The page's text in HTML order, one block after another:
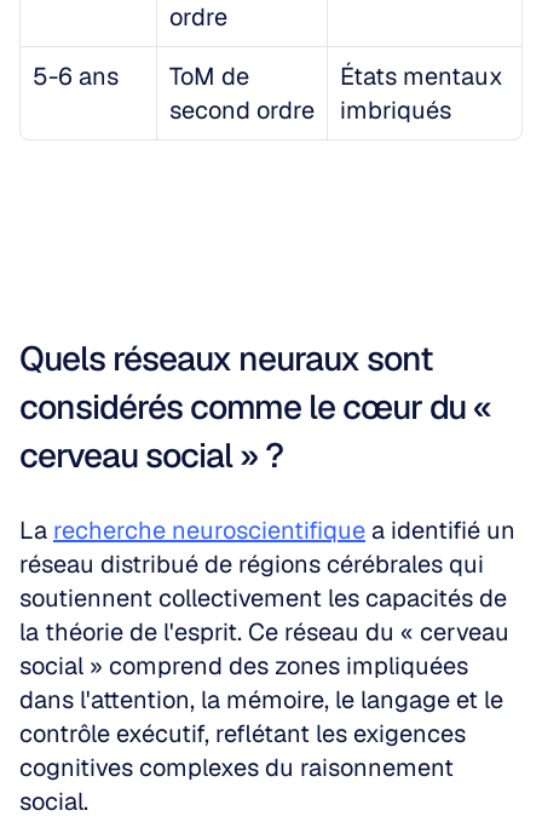
ordre
5-6 ans
ToM de
second ordre
États mentaux
imbriqués
Quels réseaux neuraux sont
considérés comme le cœur du «
cerveau social » ?
La recherche neuroscientifique a identifié un
réseau distribué de régions cérébrales qui
soutiennent collectivement les capacités de
la théorie de l'esprit. Ce réseau du « cerveau
social » comprend des zones impliquées
dans l'attention, la mémoire, le langage et le
contrôle exécutif, reflétant les exigences
cognitives complexes du raisonnement
social.